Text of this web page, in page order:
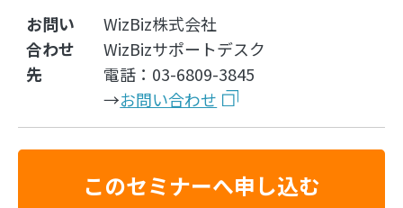
お問い
合わせ
先
WizBiz株式会社
WizBizサポートデスク
電話：03-6809-3845
→お問い合わせ
このセミナーへ申し込む